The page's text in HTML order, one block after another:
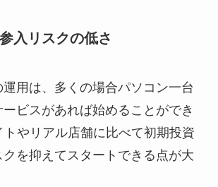
入リスクの低さ
用は、多くの場合パソコン一台
ビスがあれば始めることができ
トやリアル店舗に比べて初期投資
を抑えてスタートできる点が大